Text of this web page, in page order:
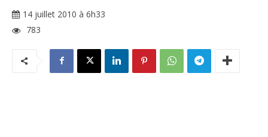
14 juillet 2010 à 6h33
783